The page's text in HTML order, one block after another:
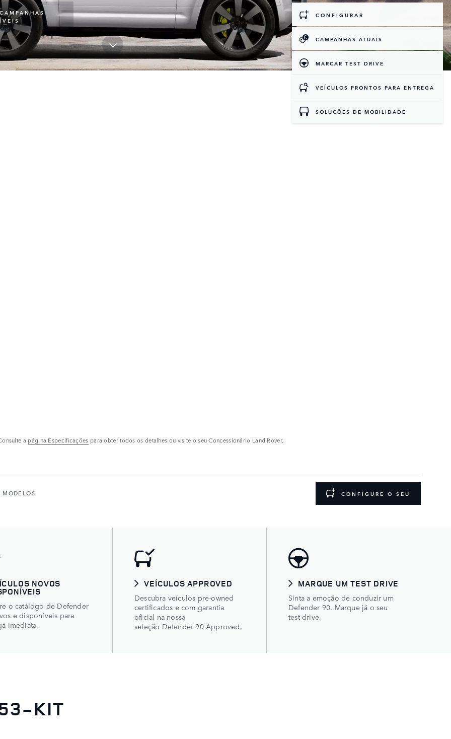
a página Especificações para obter todos os detalhes ou visite o seu Concessionário Land Rover.
MODELOS CONFIGURE O SEU
NOVOS
o catálogo de Defender
e disponíveis para
imediata.
VEÍCULOS APPROVED
Descubra veículos pre-owned
certificados e com garantia
oficial na nossa
seleção Defender 90 Approved.
MARQUE UM TEST DRIVE
Sinta a emoção de conduzir um
Defender 90. Marque já o seu
test drive.
KIT
CONFIGURAR
CAMPANHAS ATUAIS
MARCAR TEST DRIVE
VEÍCULOS PRONTOS PARA ENTREGA
SOLUÇÕES DE MOBILIDADE